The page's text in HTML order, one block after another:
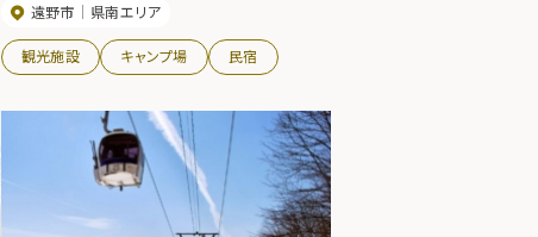
滞在する人を「遠野物語」の世界に誘います。”物
語を感じる”ここでしかできないリアルな体験を
してみませんか？
遠野市 県南エリア
観光施設 キャンプ場 民宿